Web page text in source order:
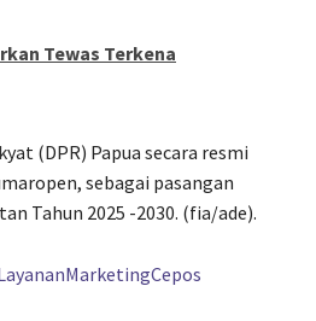
Tewas Terkena
(DPR) Papua secara resmi
sebagai pasangan
Tahun 2025 -2030. (fia/ade).